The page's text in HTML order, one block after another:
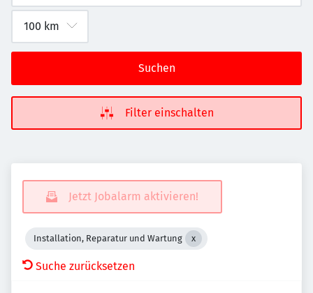
Suchen
Filter einschalten
Jetzt Jobalarm aktivieren!
Installation, Reparatur und Wartung
Suche zurücksetzen